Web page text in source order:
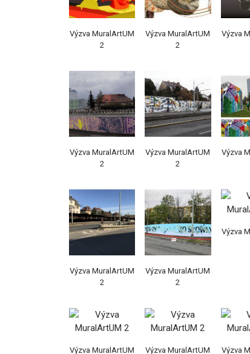
Výzva MuralArtUM
2
Výzva MuralArtUM
2
Výzva
Výzva MuralArtUM
2
Výzva MuralArtUM
2
Výzva
Výzva MuralArtUM
2
Výzva MuralArtUM
2
Výzva
Výzva MuralArtUM Výzva MuralArtUM Výzva